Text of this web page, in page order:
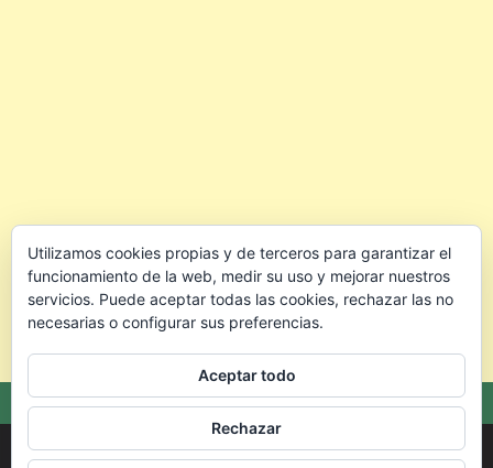
Copyright © 2026 🐰 Conejo.info — Todo para cuidar mejor a tu
Utilizamos cookies propias y de terceros para garantizar el
funcionamiento de la web, medir su uso y mejorar nuestros
servicios. Puede aceptar todas las cookies, rechazar las no
necesarias o configurar sus preferencias.
Aceptar todo
Rechazar